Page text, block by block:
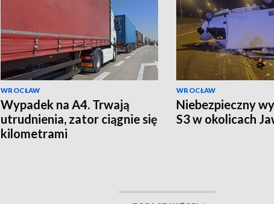
WROCŁAW
Wypadek na A4. Trwają
utrudnienia, zator ciągnie się
kilometrami
WROCŁAW
Niebezpieczny
S3 w okolicach